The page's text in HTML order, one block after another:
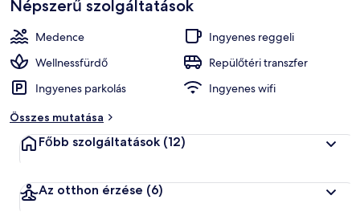
Népszerű szolgáltatások
Medence
Ingyenes reggeli
Wellnessfürdő
Repülőtéri transzfer
Ingyenes parkolás
Ingyenes wifi
Összes mutatása
Főbb szolgáltatások (12)
Az otthon érzése (6)